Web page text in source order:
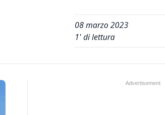
08 marzo 2023
1' di lettura